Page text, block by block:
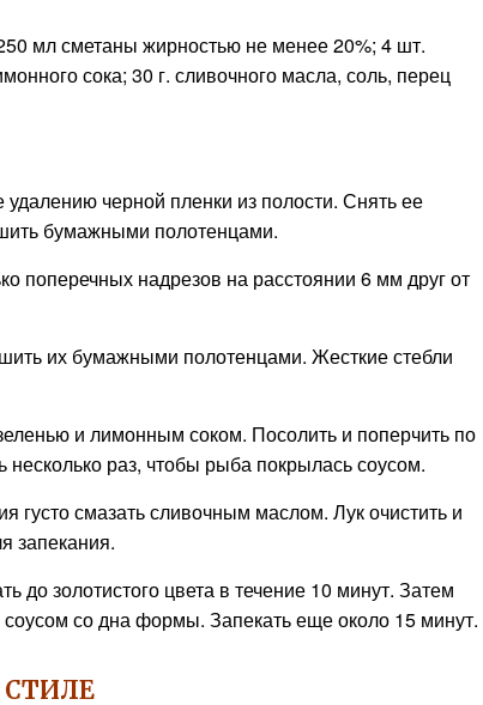
мл сметаны жирностью не менее 20%; 4 шт.
сока; 30 г. сливочного масла, соль, перец
черной пленки из полости. Снять ее
бумажными полотенцами.
поперечных надрезов на расстоянии 6 мм друг от
их бумажными полотенцами. Жесткие стебли
и лимонным соком. Посолить и поперчить по
раз, чтобы рыба покрылась соусом.
густо смазать сливочным маслом. Лук очистить и
запекания.
до золотистого цвета в течение 10 минут. Затем
соусом со дна формы. Запекать еще около 15 минут.